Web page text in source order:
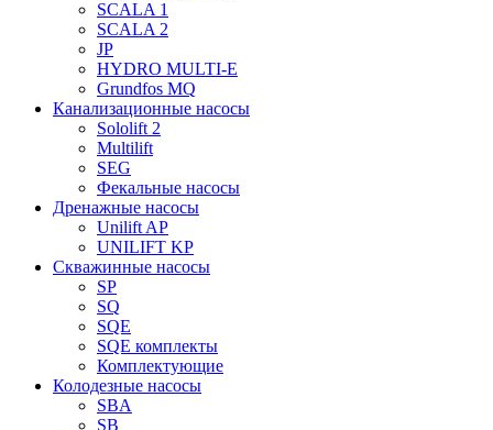
SCALA 1
SCALA 2
JP
HYDRO MULTI-E
Grundfos MQ
Канализационные насосы
Sololift 2
Multilift
SEG
Фекальные насосы
Дренажные насосы
Unilift AP
UNILIFT KP
Скважинные насосы
SP
SQ
SQE
SQE комплекты
Комплектующие
Колодезные насосы
SBA
SB